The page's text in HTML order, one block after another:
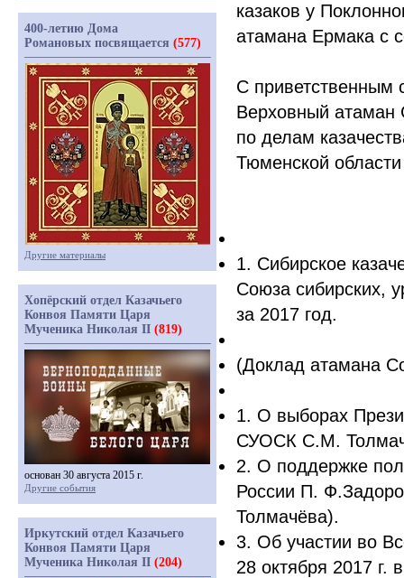
казаков у
атамана Ермака с
С приветственным
Верховный атаман
по делам
Тюменской
1. Сибирское
Союза сибирских,
за 2017 год.
(Доклад атамана
1. О выборах
СУОСК С.М.
2. О поддержке
России П.
Толмачёва).
3. Об участии во
28 октября 2017 г.
400-летию Дома
Романовых посвящается (577)
Другие материалы
Хопёрский отдел Казачьего
Конвоя Памяти Царя
Мученика Николая II (819)
основан 30 августа 2015 г.
Другие события
Иркутский отдел Казачьего
Конвоя Памяти Царя
Мученика Николая II (204)